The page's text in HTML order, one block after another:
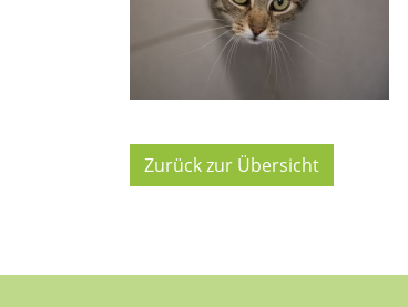
Zurück zur Übersicht